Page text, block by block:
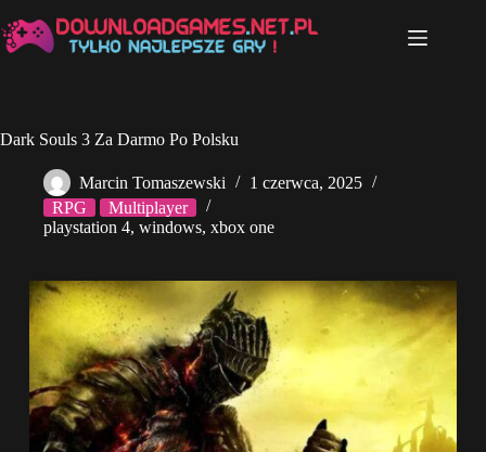
do
treści
Dark Souls 3 Za Darmo Po Polsku
Marcin Tomaszewski
1 czerwca, 2025
RPG
Multiplayer
playstation 4, windows, xbox one